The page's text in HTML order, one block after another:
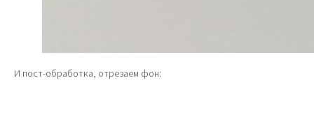
И пост-обработка, отрезаем фон: